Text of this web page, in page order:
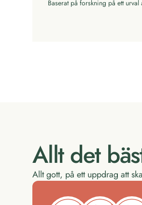
Baserat på forskning på ett urval
Allt det
Allt gott, på ett uppdrag att